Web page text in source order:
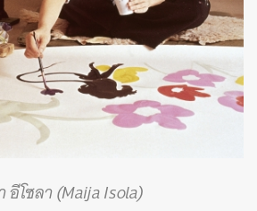
อีโซลา (Maija Isola)